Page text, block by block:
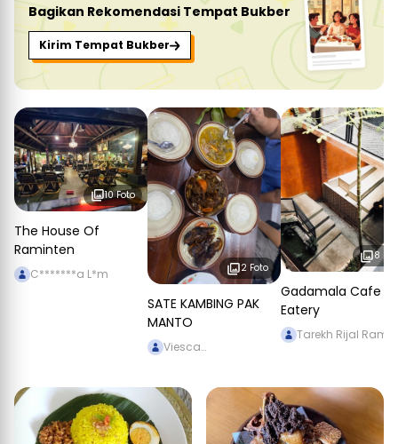
Bagikan Rekomendasi Tempat Bukber
Kirim Tempat Bukber
10 Foto
The House Of
Raminten
C*******a L*m 2 Foto
SATE KAMBING PAK
MANTO
Viesca
8
Gadamala Cafe &
Eatery
Tarekh Rijal